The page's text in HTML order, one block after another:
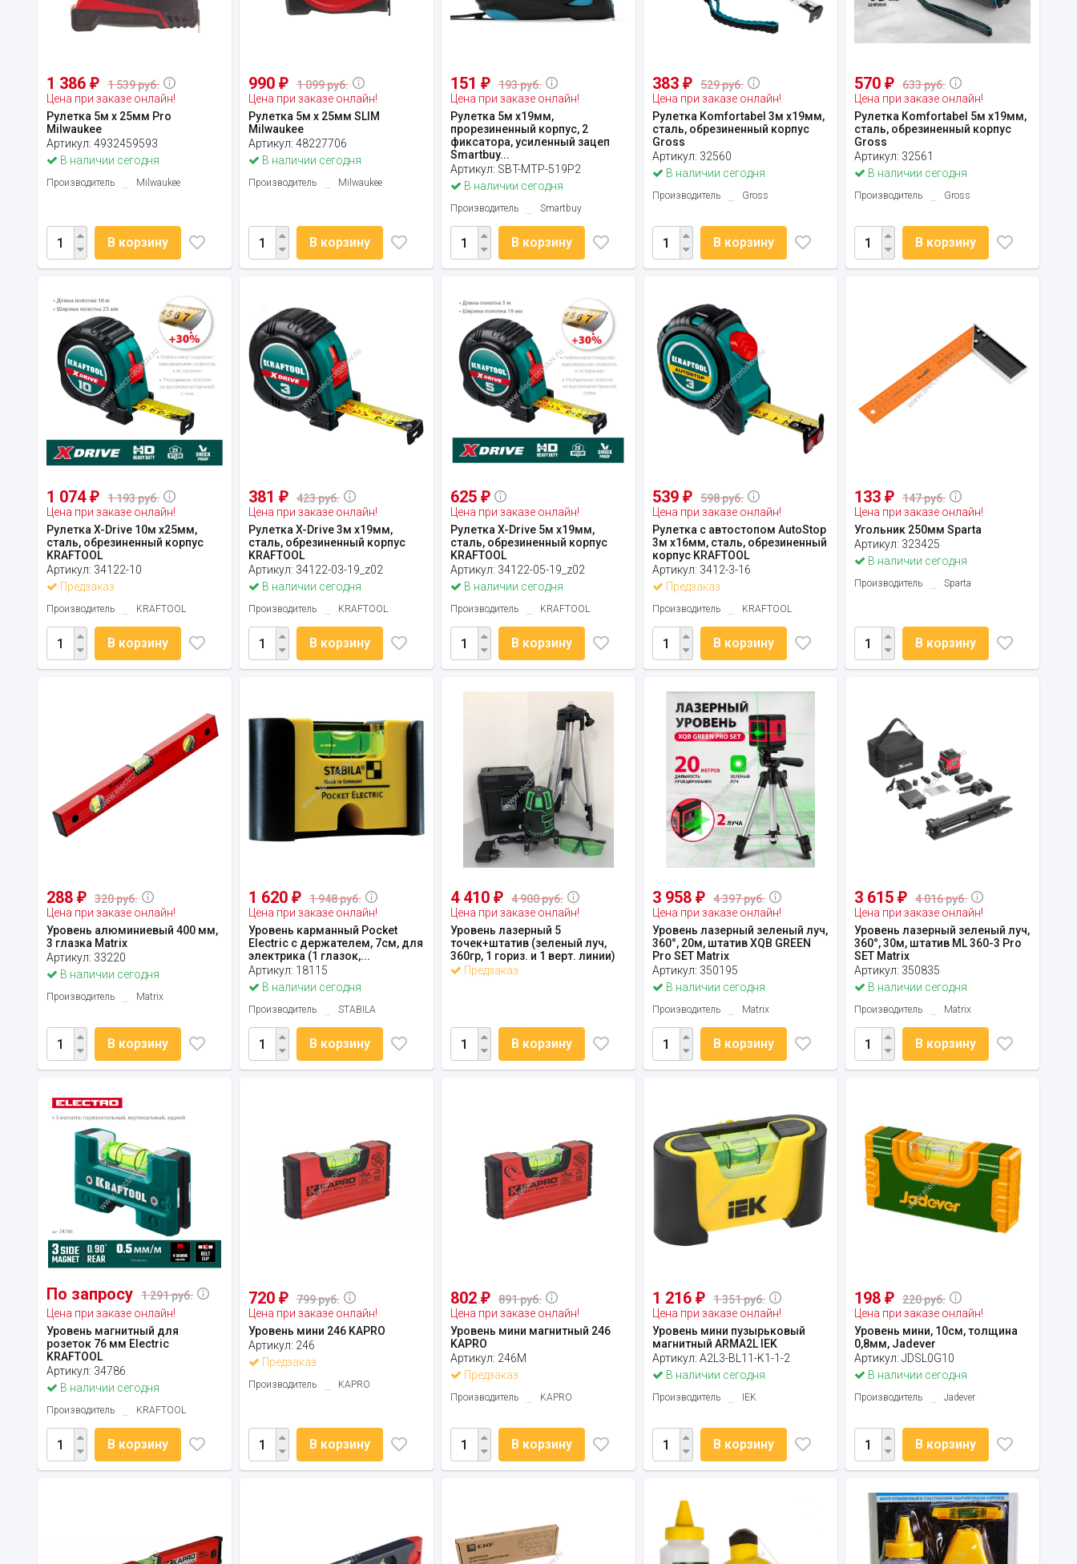
1 386 ₽
1 539 руб.
Цена при заказе онлайн!
Рулетка 5м х 25мм Pro
Milwaukee
Артикул: 4932459593
В наличии сегодня
Производитель Milwaukee
В корзину
990 ₽
1 099 руб.
Цена при заказе онлайн!
Рулетка 5м х 25мм SLIM
Milwaukee
Артикул: 48227706
В наличии сегодня
Производитель Milwaukee
В корзину
151 ₽
193 руб.
Цена при заказе онлайн!
Рулетка 5м х19мм,
прорезиненный корпус, 2
фиксатора, усиленный зацеп
Smartbuy...
Артикул: SBT-MTP-519P2
В наличии сегодня
Производитель Smartbuy
В корзину
383 ₽
529 руб.
Цена при заказе онлайн!
Рулетка Komfortabel 3м х19мм,
сталь, обрезиненный корпус
Gross
Артикул: 32560
В наличии сегодня
Производитель Gross
В корзину
570 ₽
633 руб.
Цена при заказе онлайн!
Рулетка Komfortabel 5м х19мм,
сталь, обрезиненный корпус
Gross
Артикул: 32561
В наличии сегодня
Производитель Gross
В корзину
1 074 ₽
1 193 руб.
Цена при заказе онлайн!
Рулетка X-Drive 10м х25мм,
сталь, обрезиненный корпус
KRAFTOOL
Артикул: 34122-10
Предзаказ
Производитель KRAFTOOL
В корзину
381 ₽
423 руб.
Цена при заказе онлайн!
Рулетка X-Drive 3м х19мм,
сталь, обрезиненный корпус
KRAFTOOL
Артикул: 34122-03-19_z02
В наличии сегодня
Производитель KRAFTOOL
В корзину
625 ₽
Цена при заказе онлайн!
Рулетка X-Drive 5м х19мм,
сталь, обрезиненный корпус
KRAFTOOL
Артикул: 34122-05-19_z02
В наличии сегодня
Производитель KRAFTOOL
В корзину
539 ₽
598 руб.
Цена при заказе онлайн!
Рулетка с автостопом AutoStop
3м х16мм, сталь, обрезиненный
корпус KRAFTOOL
Артикул: 3412-3-16
Предзаказ
Производитель KRAFTOOL
В корзину
133 ₽
147 руб.
Цена при заказе онлайн!
Угольник 250мм Sparta
Артикул: 323425
В наличии сегодня
Производитель Sparta
В корзину
288 ₽
320 руб.
Цена при заказе онлайн!
Уровень алюминиевый 400 мм,
3 глазка Matrix
Артикул: 33220
В наличии сегодня
Производитель Matrix
В корзину
1 620 ₽
1 948 руб.
Цена при заказе онлайн!
Уровень карманный Pocket
Electric с держателем, 7см, для
электрика (1 глазок,...
Артикул: 18115
В наличии сегодня
Производитель STABILA
В корзину
4 410 ₽
4 900 руб.
Цена при заказе онлайн!
Уровень лазерный 5
точек+штатив (зеленый луч,
360гр, 1 гориз. и 1 верт. линии)
Предзаказ
В корзину
3 958 ₽
4 397 руб.
Цена при заказе онлайн!
Уровень лазерный зеленый луч,
360°, 20м, штатив XQB GREEN
Pro SET Matrix
Артикул: 350195
В наличии сегодня
Производитель Matrix
В корзину
3 615 ₽
4 016 руб.
Цена при заказе онлайн!
Уровень лазерный зеленый луч,
360°, 30м, штатив ML 360-3 Pro
SET Matrix
Артикул: 350835
В наличии сегодня
Производитель Matrix
В корзину
По запросу
1 291 руб.
Цена при заказе онлайн!
Уровень магнитный для
розеток 76 мм Electric
KRAFTOOL
Артикул: 34786
В наличии сегодня
Производитель KRAFTOOL
В корзину
720 ₽
799 руб.
Цена при заказе онлайн!
Уровень мини 246 KAPRO
Артикул: 246
Предзаказ
Производитель KAPRO
В корзину
802 ₽
891 руб.
Цена при заказе онлайн!
Уровень мини магнитный 246
KAPRO
Артикул: 246М
Предзаказ
Производитель KAPRO
В корзину
1 216 ₽
1 351 руб.
Цена при заказе онлайн!
Уровень мини пузырьковый
магнитный ARMA2L IEK
Артикул: A2L3-BL11-K1-1-2
В наличии сегодня
Производитель IEK
В корзину
198 ₽
220 руб.
Цена при заказе онлайн!
Уровень мини, 10см, толщина
0,8мм, Jadever
Артикул: JDSL0G10
В наличии сегодня
Производитель Jadever
В корзину